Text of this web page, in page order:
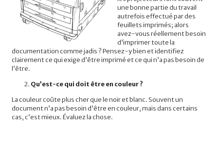
une bonne partie du travail
autrefois effectué par des
feuillets imprimés; alors
avez-vous réellement besoin
d’imprimer toute la
documentation comme jadis ? Pensez-y bien et identifiez
clairement ce qui exige d’être imprimé et ce qui n’a pas besoin de
l’être.
Qu’est-ce qui doit être en couleur ?
La couleur coûte plus cher que le noir et blanc. Souvent un
document n’a pas besoin d’être en couleur, mais dans certains
cas, c’est mieux. Évaluez la chose.